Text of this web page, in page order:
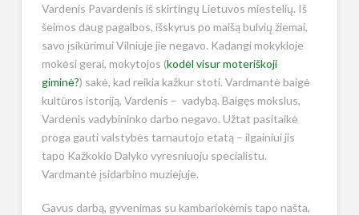
Vardenis Pavardenis iš skirtingų Lietuvos miestelių. Iš
šeimos daug pagalbos, išskyrus po maišą bulvių žiemai,
savo įsikūrimui Vilniuje jie negavo. Kadangi mokykloje
mokėsi gerai, mokytojos (kodėl visur moteriškoji
giminė?) sakė, kad reikia kažkur stoti. Vardmantė baigė
kultūros istoriją, Vardenis – vadybą. Baigęs mokslus,
Vardenis vadybininko darbo negavo. Užtat pasitaikė
proga gauti valstybės tarnautojo etatą – ilgainiui jis
tapo Kažkokio Dalyko vyresniuoju specialistu.
Vardmantė įsidarbino muziejuje.
Gavus darbą, gyvenimas su kambariokėmis tapo našta,